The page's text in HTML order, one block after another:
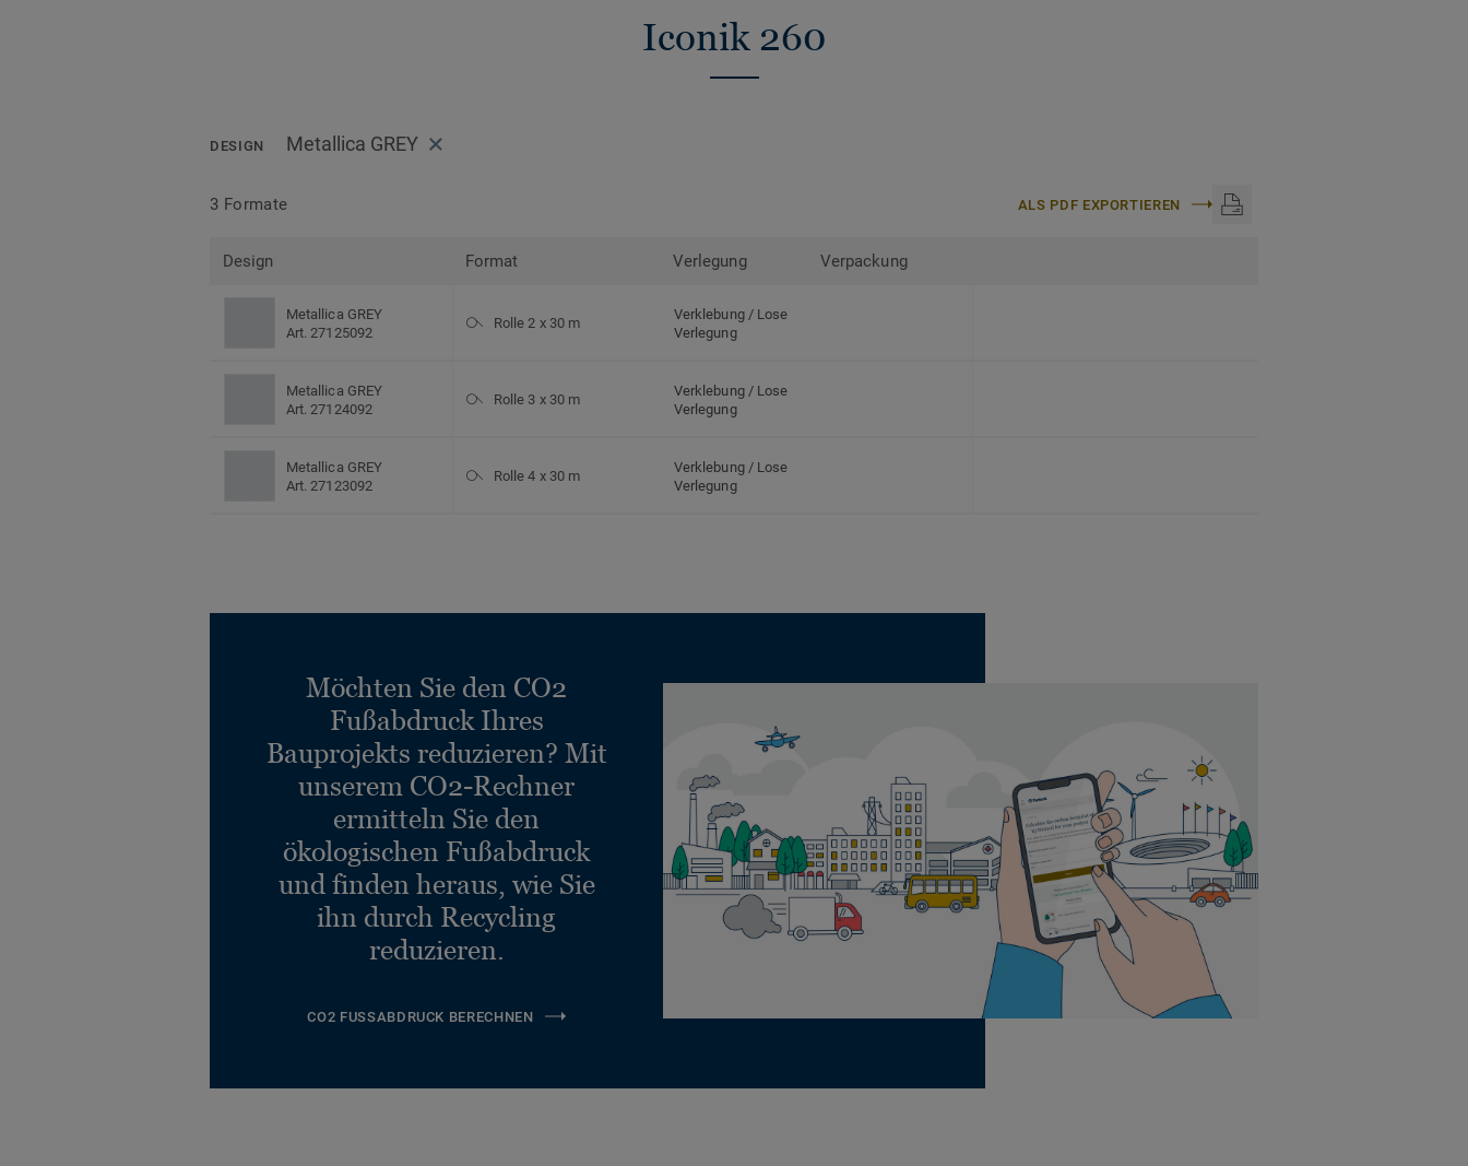
Iconik 260
DESIGN Metallica GREY
3 Formate ALS PDF EXPORTIEREN
Design Format Verlegung Verpackung
Metallica GREY
Art. 27125092
Rolle 2 x 30 m
Verklebung / Lose
Verlegung
Metallica GREY
Art. 27124092
Rolle 3 x 30 m
Verklebung / Lose
Verlegung
Metallica GREY
Art. 27123092
Rolle 4 x 30 m
Verklebung / Lose
Verlegung
Möchten Sie den CO2
Fußabdruck Ihres
Bauprojekts reduzieren? Mit
unserem CO2-Rechner
ermitteln Sie den
ökologischen Fußabdruck
und finden heraus, wie Sie
ihn durch Recycling
reduzieren.
CO2 FUSSABDRUCK BERECHNEN